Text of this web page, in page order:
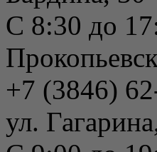
С 8:30 до
Прокопьевск
+7 (3846)
ул.